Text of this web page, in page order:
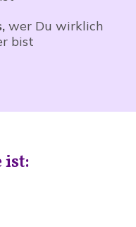
wer Du wirklich
bist
ist: